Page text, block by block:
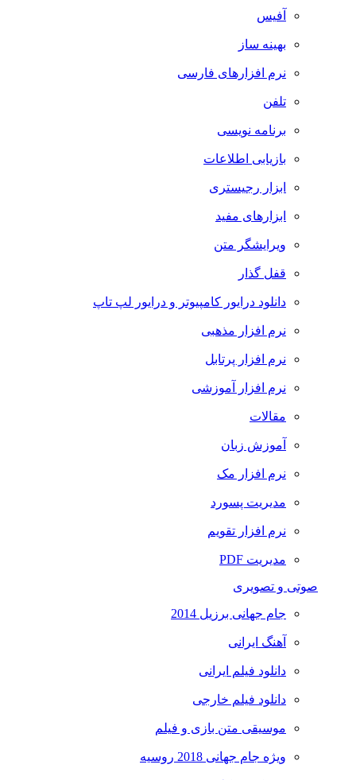
آفیس
بهینه ساز
نرم افزارهای فارسی
تلفن
برنامه نویسی
بازیابی اطلاعات
ابزار رجیستری
ابزارهای مفید
ویرایشگر متن
قفل گذار
دانلود درایور کامپیوتر و درایور لپ تاپ
نرم افزار مذهبی
نرم افزار پرتابل
نرم افزار آموزشی
مقالات
آموزش زبان
نرم افزار مک
مدیریت پسورد
نرم افزار تقویم
مدیریت PDF
صوتی و تصویری
جام جهانی برزیل 2014
آهنگ ایرانی
دانلود فیلم ایرانی
دانلود فیلم خارجی
موسیقی متن بازی و فیلم
ویژه جام جهانی 2018 روسیه